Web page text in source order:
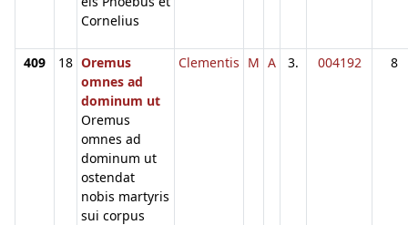
Cornelius
409 18 Oremus
omnes ad
dominum ut
Oremus
omnes ad
dominum ut
ostendat
nobis martyris
sui corpus
Clementis M A 3. 004192 8